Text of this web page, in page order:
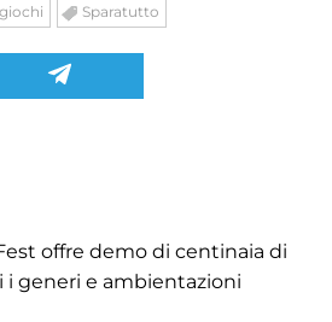
Sparatutto
offre demo di centinaia di
generi e ambientazioni